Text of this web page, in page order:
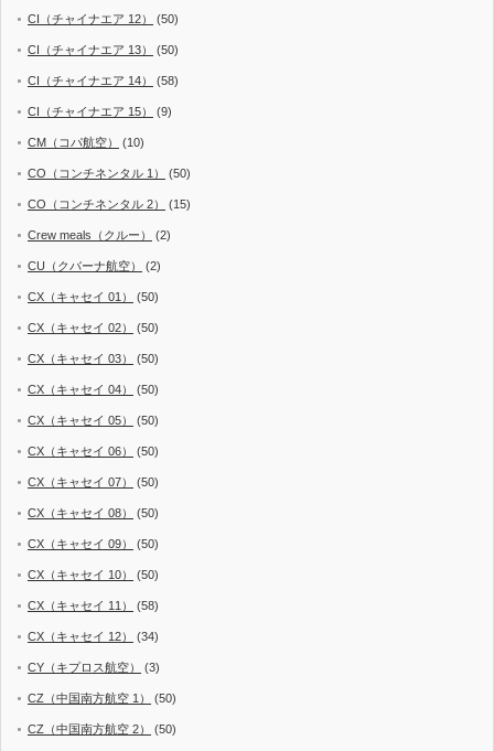
CI（チャイナエア 12） (50)
CI（チャイナエア 13） (50)
CI（チャイナエア 14） (58)
CI（チャイナエア 15） (9)
CM（コパ航空） (10)
CO（コンチネンタル 1） (50)
CO（コンチネンタル 2） (15)
Crew meals（クルー） (2)
CU（クバーナ航空） (2)
CX（キャセイ 01） (50)
CX（キャセイ 02） (50)
CX（キャセイ 03） (50)
CX（キャセイ 04） (50)
CX（キャセイ 05） (50)
CX（キャセイ 06） (50)
CX（キャセイ 07） (50)
CX（キャセイ 08） (50)
CX（キャセイ 09） (50)
CX（キャセイ 10） (50)
CX（キャセイ 11） (58)
CX（キャセイ 12） (34)
CY（キプロス航空） (3)
CZ（中国南方航空 1） (50)
CZ（中国南方航空 2） (50)